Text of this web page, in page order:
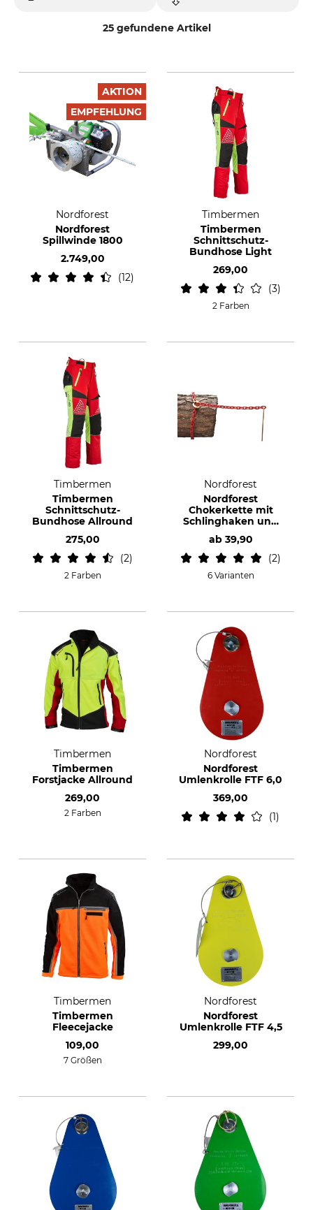
25 gefundene Artikel
AKTION
EMPFEHLUNG
Nordforest
Nordforest
Spillwinde 1800
2.749,00
12
Timbermen
Timbermen
Schnittschutz-
Bundhose Light
269,00
3
2 Farben
Timbermen
Timbermen
Schnittschutz-
Bundhose Allround
275,00
2
2 Farben
Nordforest
Nordforest
Chokerkette mit
Schlinghaken und
Durchstecknadel
ab 39,90
2
6 Varianten
Timbermen
Timbermen
Forstjacke Allround
269,00
2 Farben
Nordforest
Nordforest
Umlenkrolle FTF 6,0
369,00
1
Timbermen
Timbermen
Fleecejacke
109,00
7 Größen
Nordforest
Nordforest
Umlenkrolle FTF 4,5
299,00